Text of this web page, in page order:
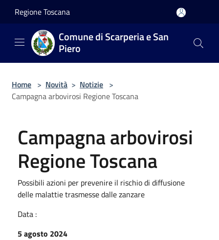
Regione Toscana
Comune di Scarperia e San
Piero
Home > Novità > Notizie >
Campagna arbovirosi Regione Toscana
Campagna arbovirosi
Regione Toscana
Possibili azioni per prevenire il rischio di diffusione
delle malattie trasmesse dalle zanzare
Data :
5 agosto 2024